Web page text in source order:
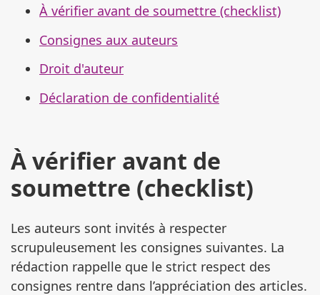
À vérifier avant de soumettre (checklist)
Consignes aux auteurs
Droit d'auteur
Déclaration de confidentialité
À vérifier avant de
soumettre (checklist)
Les auteurs sont invités à respecter
scrupuleusement les consignes suivantes. La
rédaction rappelle que le strict respect des
consignes rentre dans l’appréciation des articles.